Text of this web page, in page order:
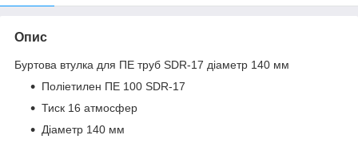
Опис
Буртова втулка для ПЕ труб SDR-17 діаметр 140 мм
Поліетилен ПE 100 SDR-17
Тиск 16 атмосфер
Діаметр 140 мм